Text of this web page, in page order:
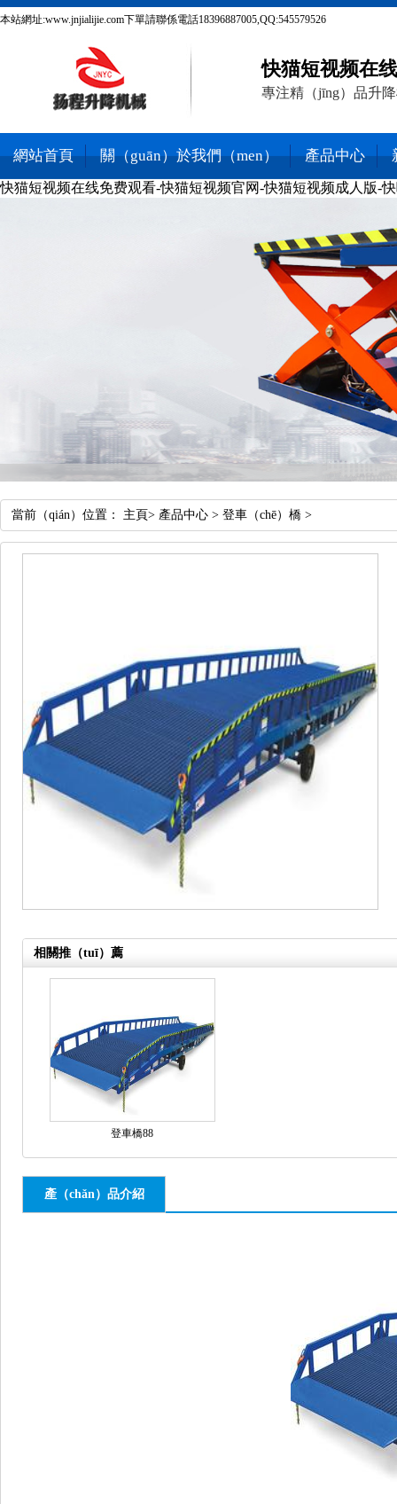
本站網址:www.jnjialijie.com下單請聯係電話18396887005,QQ:545579526
快猫短视频在
專注精（jīng）品升
網站首頁 關（guān）於我們（men） 產品中心
熱銷產品 聯係我們
快猫短视频在线免费观看-快猫短视频官网-快猫短视频成人版-
當前（qián）位置： 主頁> 產品中心 > 登車（chē）橋 >
相關推（tuī）薦
登車橋88
產（chǎn）品介紹